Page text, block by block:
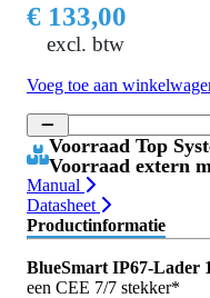
€ 133,00
excl. btw
Voeg toe aan
Voorraad Top
Voorraad extern
Manual
Datasheet
Productinformatie
BlueSmart IP67-Lader
een CEE 7/7 stekker*